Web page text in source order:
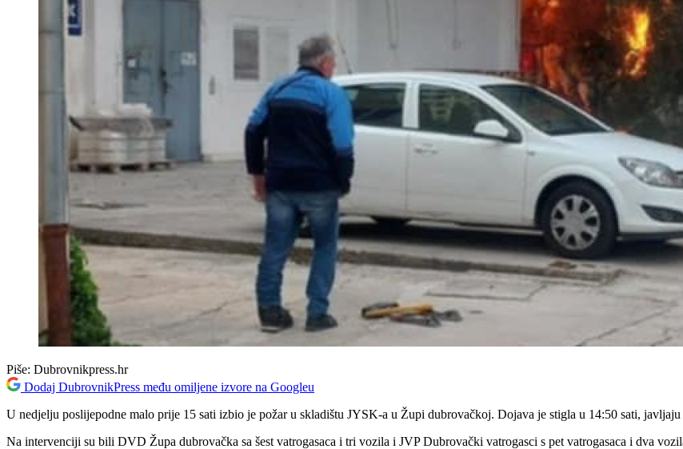
Piše: Dubrovnikpress.hr
Dodaj DubrovnikPress među omiljene izvore na Googleu
U nedjelju poslijepodne malo prije 15 sati izbio je požar u skladištu JYSK-a u Župi dubrovačkoj. Dojava je stigla u 14:50 sati,
Na intervenciji su bili DVD Župa dubrovačka sa šest vatrogasaca i tri vozila i JVP Dubrovački vatrogasci s pet vatrogasaca i dva